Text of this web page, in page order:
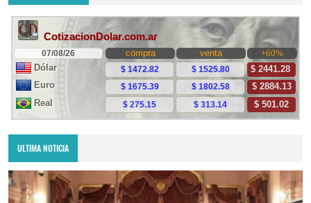
ULTIMA NOTICIA